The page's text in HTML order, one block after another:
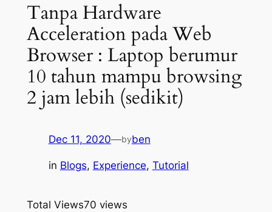
Tanpa Hardware
Acceleration pada Web
Browser : Laptop berumur
10 tahun mampu browsing
2 jam lebih (sedikit)
Dec 11, 2020—byben
in Blogs, Experience, Tutorial
Total Views70 views